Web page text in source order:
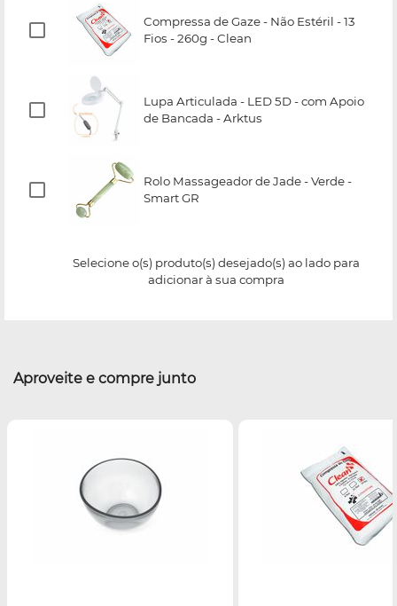
Compressa de Gaze - Não Estéril - 13
Fios - 260g - Clean
Lupa Articulada - LED 5D - com Apoio
de Bancada - Arktus
Rolo Massageador de Jade - Verde -
Smart GR
Selecione o(s) produto(s) desejado(s) ao lado para
adicionar à sua compra
Aproveite e compre junto